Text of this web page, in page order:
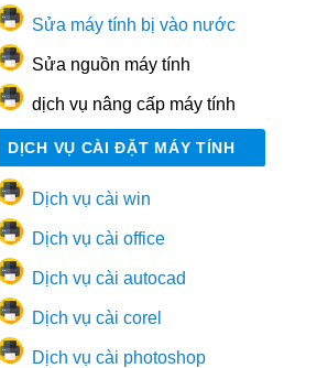
Sửa máy tính bị vào nước
Sửa nguồn máy tính
dịch vụ nâng cấp máy tính
DỊCH VỤ CÀI ĐẶT MÁY TÍNH
Dịch vụ cài win
Dịch vụ cài office
Dịch vụ cài autocad
Dịch vụ cài corel
Dịch vụ cài photoshop